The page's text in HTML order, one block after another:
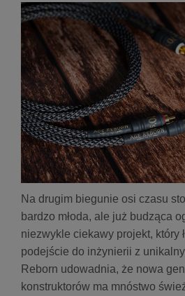
Na drugim biegunie osi czasu
bardzo młoda, ale już budząca
niezwykle ciekawy projekt, który
podejście do inżynierii z
Reborn udowadnia, że nowa
konstruktorów ma mnóstwo